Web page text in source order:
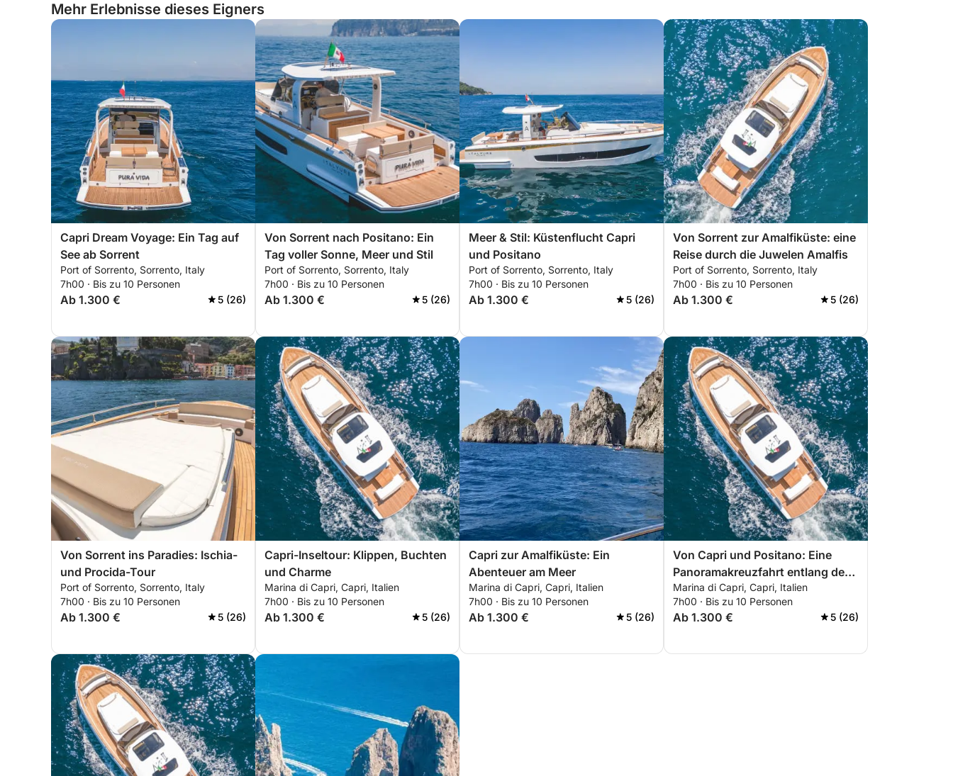
Mehr Erlebnisse dieses Eigners
Capri Dream Voyage: Ein Tag auf
See ab Sorrent
Port of Sorrento, Sorrento, Italy
7h00 · Bis zu 10 Personen
Ab 1.300 € 5 (26)
Von Sorrent nach Positano: Ein
Tag voller Sonne, Meer und Stil
Port of Sorrento, Sorrento, Italy
7h00 · Bis zu 10 Personen
Ab 1.300 € 5 (26)
Meer & Stil: Küstenflucht Capri
und Positano
Port of Sorrento, Sorrento, Italy
7h00 · Bis zu 10 Personen
Ab 1.300 € 5 (26)
Von Sorrent zur Amalfiküste: eine
Reise durch die Juwelen Amalfis
Port of Sorrento, Sorrento, Italy
7h00 · Bis zu 10 Personen
Ab 1.300 € 5 (26)
Von Sorrent ins Paradies: Ischia-
und Procida-Tour
Port of Sorrento, Sorrento, Italy
7h00 · Bis zu 10 Personen
Ab 1.300 € 5 (26)
Capri-Inseltour: Klippen, Buchten
und Charme
Marina di Capri, Capri, Italien
7h00 · Bis zu 10 Personen
Ab 1.300 € 5 (26)
Capri zur Amalfiküste: Ein
Abenteuer am Meer
Marina di Capri, Capri, Italien
7h00 · Bis zu 10 Personen
Ab 1.300 € 5 (26)
Von Capri und Positano: Eine
Panoramakreuzfahrt entlang der
Amalfiküste
Marina di Capri, Capri, Italien
7h00 · Bis zu 10 Personen
Ab 1.300 € 5 (26)